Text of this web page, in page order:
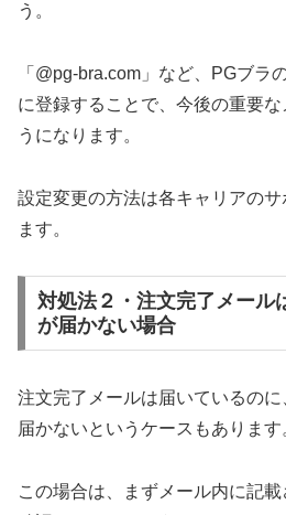
う。
「@pg-bra.com」など、PGブラ
に登録することで、今後の重要
うになります。
設定変更の方法は各キャリアの
ます。
対処法２・注文完了メール
が届かない場合
注文完了メールは届いているの
届かないというケースもあります
この場合は、まずメール内に記